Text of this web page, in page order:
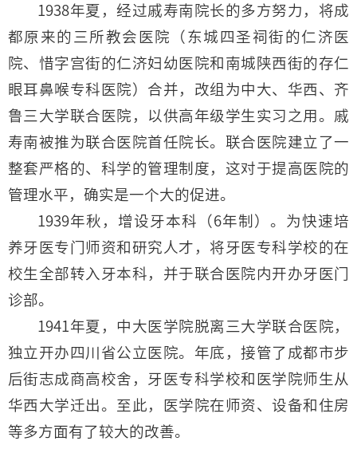
1938年夏，经过戚寿南院长的多方努力，将成
都原来的三所教会医院（东城四圣祠街的仁济医
院、惜字宫街的仁济妇幼医院和南城陕西街的存仁
眼耳鼻喉专科医院）合并，改组为中大、华西、齐
鲁三大学联合医院，以供高年级学生实习之用。戚
寿南被推为联合医院首任院长。联合医院建立了一
整套严格的、科学的管理制度，这对于提高医院的
管理水平，确实是一个大的促进。
1939年秋，增设牙本科（6年制）。为快速培
养牙医专门师资和研究人才，将牙医专科学校的在
校生全部转入牙本科，并于联合医院内开办牙医门
诊部。
1941年夏，中大医学院脱离三大学联合医院，
独立开办四川省公立医院。年底，接管了成都市步
后街志成商高校舍，牙医专科学校和医学院师生从
华西大学迁出。至此，医学院在师资、设备和住房
等多方面有了较大的改善。